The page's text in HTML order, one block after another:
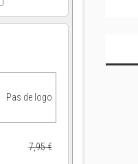
Pas de logo
7,95 €